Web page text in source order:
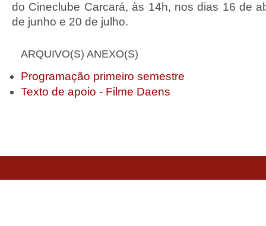
do Cineclube Carcará, às 14h, nos dias 16 de
de junho e 20 de julho.
ARQUIVO(S) ANEXO(S)
Programação primeiro semestre
Texto de apoio - Filme Daens